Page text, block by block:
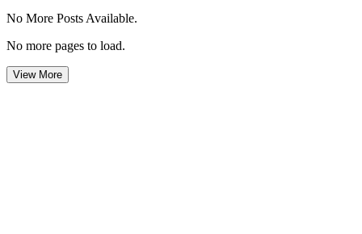
No More Posts Available.
No more pages to load.
View More